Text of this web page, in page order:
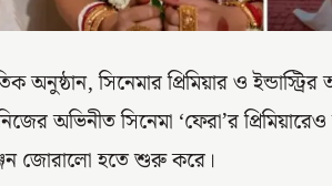
অনুষ্ঠান, সিনেমার প্রিমিয়ার ও
অভিনীত সিনেমা ‘ফেরা’র
জোরালো হতে শুরু করে।